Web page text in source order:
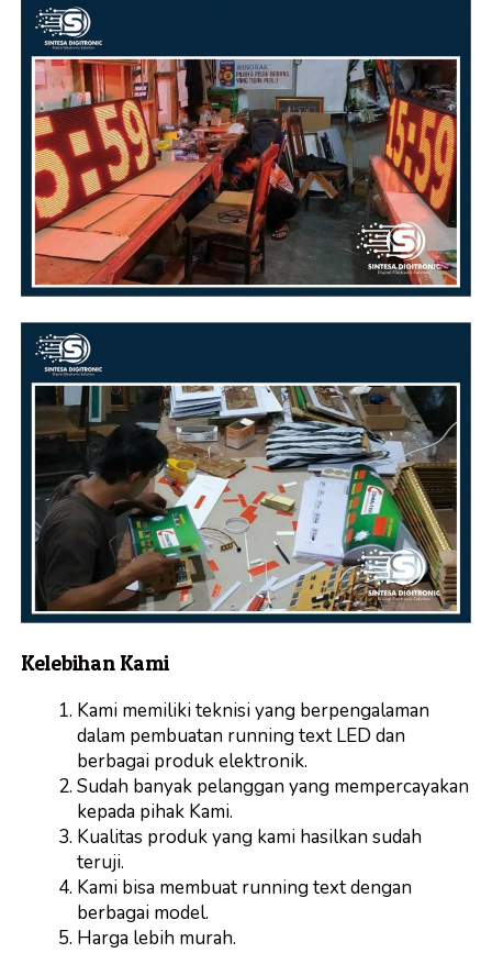
Kelebihan Kami
Kami memiliki teknisi yang berpengalaman
dalam pembuatan running text LED dan
berbagai produk elektronik.
Sudah banyak pelanggan yang mempercayakan
kepada pihak Kami.
Kualitas produk yang kami hasilkan sudah
teruji.
Kami bisa membuat running text dengan
berbagai model.
Harga lebih murah.